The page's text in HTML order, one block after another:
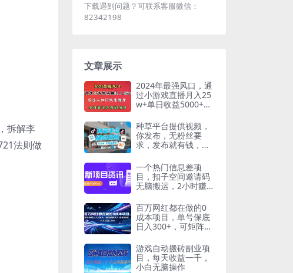
拆解李
法则做
下载遇到问题？可联系客服微信：
82342198
文章展示
2024年最强风口，通
过小游戏直播月入25
w+单日收益5000+小
种草平台提供视频，
你发布，无粉丝要
求，发布就有钱，轻
一个热门信息差项
目，扣子空间邀请码
无脑搬运，2小时赚3
百万网红都在做的0
成本项目，单号保底
日入300+，可矩阵放
游戏自动搬砖副业项
目，每天收益一千，
小白无脑操作